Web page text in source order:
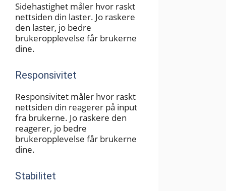
Sidehastighet måler hvor raskt
nettsiden din laster. Jo raskere
den laster, jo bedre
brukeropplevelse får brukerne
dine.
Responsivitet
Responsivitet måler hvor raskt
nettsiden din reagerer på input
fra brukerne. Jo raskere den
reagerer, jo bedre
brukeropplevelse får brukerne
dine.
Stabilitet